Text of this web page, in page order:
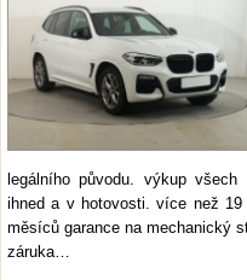
legálního původu. výkup
ihned a v hotovosti. více než
měsíců garance na mechanický
záruka…